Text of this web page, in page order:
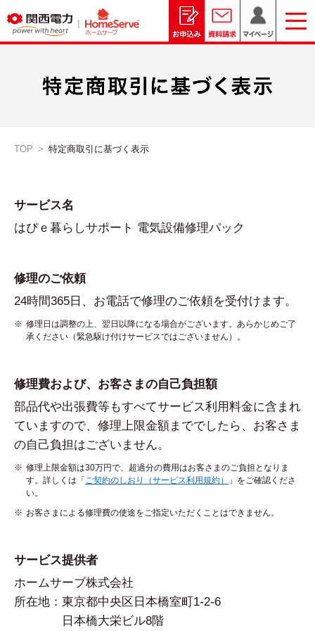
TOP > 特定商取引に基づく表示
サービス名
はぴｅ暮らしサポート 電気設備修理パック
修理のご依頼
24時間365日、お電話で修理のご依頼を受付けます。
※ 修理日は調整の上、翌日以降になる場合がございます。あらかじめご了
承ください（緊急駆け付けサービスではございません）。
修理費および、 お客さまの自己負担額
部品代や出張費等もすべてサービス利用料金に含まれ
ていますので、 修理上限金額まででしたら、お客さま
の自己負担はございません。
※ 修理上限金額は30万円で、超過分の費用はお客さまのご負担となりま
す。詳しくは「 ご契約のしおり（サービス利用規約）
」をご確認くださ
い。
※ お客さまによる修理費の使途をご指定いただくことはできません。
サービス提供者
ホームサーブ株式会社
所在地： 東京都中央区日本橋室町1-2-6
日本橋大栄ビル8階